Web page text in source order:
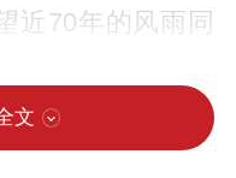
近70年的风雨同
合国大会通过决
文